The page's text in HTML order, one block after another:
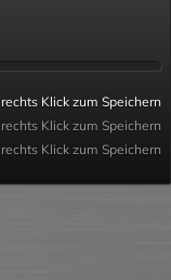
rechts Klick zum Speichern
rechts Klick zum Speichern
rechts Klick zum Speichern